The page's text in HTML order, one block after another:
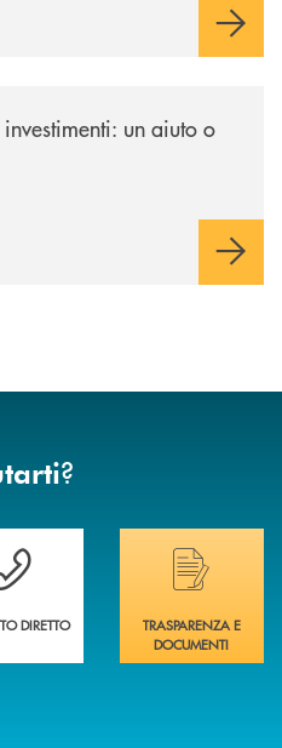
un aiuto o
?
di assistenza immediata?
DIRETTO
Hai bisogno di
TRASPARENZA E
DOCUMENTI